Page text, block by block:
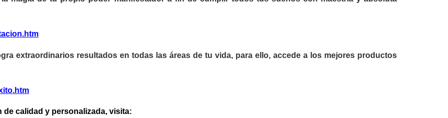
extraordinarios resultados en todas las áreas de tu vida, para ello, accede a los mejores productos
de calidad y personalizada, visita: